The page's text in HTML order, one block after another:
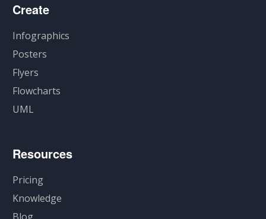
Create
Infographics
Posters
Flyers
Flowcharts
UML
Resources
Pricing
Knowledge